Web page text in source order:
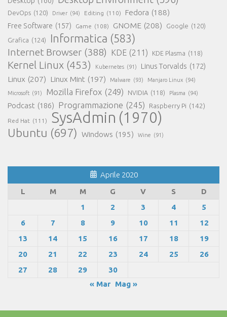
DevOps (120) Driver (94) Editing (110) Fedora (188)
Free Software (157) Game (108) GNOME (208) Google (120)
Grafica (124) Informatica (583)
Internet Browser (388) KDE (211) KDE Plasma (118)
Kernel Linux (453) Kubernetes (91) Linus Torvalds (172)
Linux (207) Linux Mint (197) Malware (93) Manjaro Linux (94)
Microsoft (91) Mozilla Firefox (249) NVIDIA (118) Plasma (94)
Podcast (186) Programmazione (245) Raspberry Pi (142)
Red Hat (111) SysAdmin (1970)
Ubuntu (697) Windows (195) Wine (91)
Aprile 2020
L
M M G V S
D
1
2 3 4
5
6
7 8 9 10 11
12
13
14 15 16 17 18
19
20
21 22 23 24 25
26
27
28 29
30
« Mar Mag »